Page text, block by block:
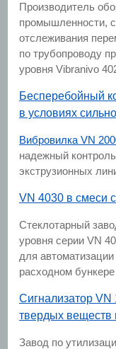
Производитель
промышленности,
отслеживания
по трубопроводу
уровня Vibranivo
Бесперебойный
в условиях
Вибровилка VN
надежный
экструзионных
VN 4030 в смеси
Стеклотарный
уровня серии VN
для
расходном
Сигнализатор
твердых веществ
Завод по